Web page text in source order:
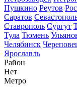
Пушкино Реутов
Саратов
Ставрополь Сургут
Тула Тюмень
Челябинск
Ярославль
Район
Нет
Метро